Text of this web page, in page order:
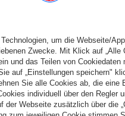
Allianz Arena Media Center Jobs
© FC Bayern München AG – 2026
und Jugendschutz